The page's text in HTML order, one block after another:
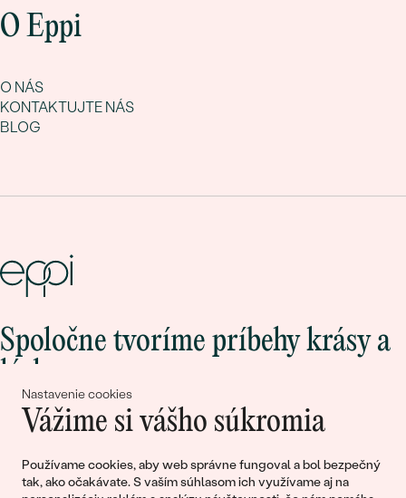
Nastavenie cookies
Vážime si vášho súkromia
Používame cookies, aby web správne fungoval a bol bezpečný
tak, ako očakávate. S vaším súhlasom ich využívame aj na
O Eppi
O NÁS
KONTAKTUJTE NÁS
BLOG
Spoločne tvoríme príbehy krásy a
lásky
Pripojte sa k nám!